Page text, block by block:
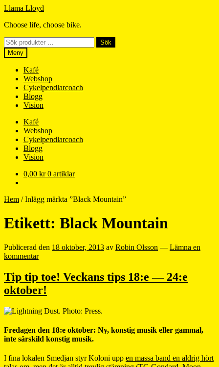
Hoppa
navigering
Hoppa
innehåll
Llama Lloyd
Choose life, choose bike.
Sök
efter:
Sök
Meny
Kafé
Webshop
Cykelpendlarcoach
Blogg
Vision
Kafé
Webshop
Cykelpendlarcoach
Blogg
Vision
0,00 kr 0 artiklar
Hem /Inlägg märkta ”Black Mountain”
Etikett: Black Mountain
Publicerad den 18 oktober, 2013 av Robin Olsson — Lämna en
kommentar
Tip tip toe! Veckans tips 18:e — 24:e
oktober!
Fredagen den 18:e oktober: Ny, konstig musik eller gammal,
inte särskild konstig musik.
I fina lokalen Smedjan styr Koloni upp en massa band en aldrig hört